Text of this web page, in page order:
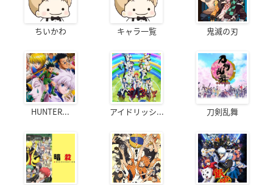
ちいかわ キャラ一覧 鬼滅の刃
HUNTER... アイドリッシ... 刀剣乱舞